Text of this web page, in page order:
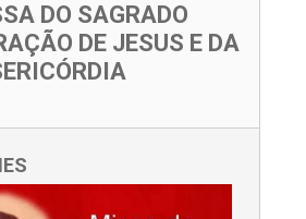
DO SAGRADO
DE JESUS E DA